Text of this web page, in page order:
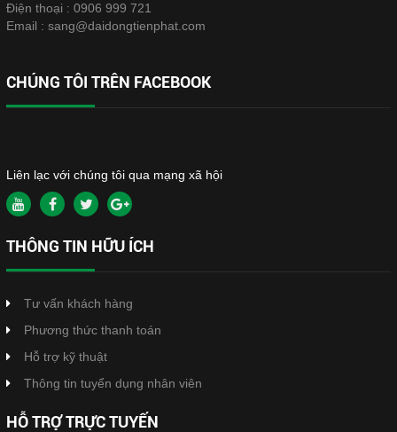
Điện thoại : 0906 999 721
Email : sang@daidongtienphat.com
CHÚNG TÔI TRÊN FACEBOOK
Liên lạc với chúng tôi qua mạng xã hội
THÔNG TIN HỮU ÍCH
Tư vấn khách hàng
Phương thức thanh toán
Hỗ trợ kỹ thuật
Thông tin tuyển dụng nhân viên
HỖ TRỢ TRỰC TUYẾN